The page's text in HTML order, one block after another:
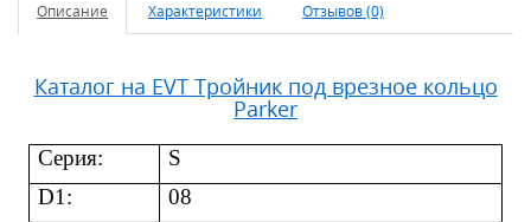
Описание Характеристики Отзывов (0)
Каталог на EVT Тройник под врезное кольцо
Parker
Серия:
S
D1:
08